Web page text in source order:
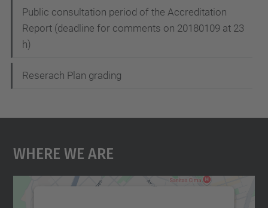
Public consultation period of the Accreditation
Report (deadline for comments on 20180109 at 23
h)
Reserach Plan grading
Where We Are